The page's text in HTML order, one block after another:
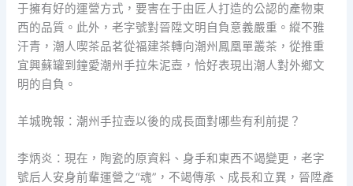
于擁有好的運營方式，要害在于由匠人打造的公認的產物東
西的品質。此外，老字號對晉陞文明自負意義嚴重。縱不雅
汗青，潮人喫茶品茗從福建茶轉向潮州鳳凰單叢茶，從推重
宜興蘇罐到鐘愛潮州手拉朱泥壺，恰好表現出潮人對外鄉文
明的自負。
羊城晚報：潮州手拉壺以後的成長面對哪些有利前提？
李炳炎：現在，陶瓷的原資料、身手和東西不竭變更，老字
號后人安身前輩運營之“魂”，不竭傳承、成長和立異，晉陞產